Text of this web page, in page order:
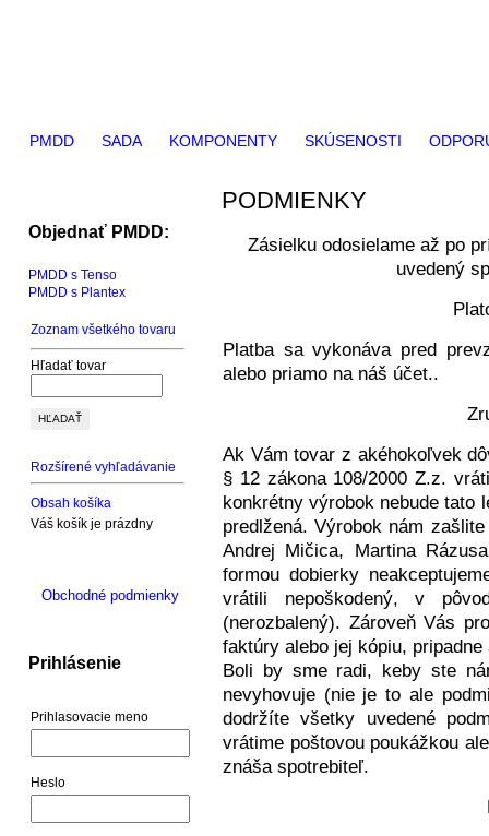
PMDD SADA KOMPONENTY SKÚSENOSTI
Objednať PMDD:
PMDD s Tenso
PMDD s Plantex
Zoznam všetkého tovaru
Hľadať tovar
Rozšírené vyhľadávanie
Obsah košíka
Váš košík je prázdny
Obchodné podmienky
Prihlásenie
Prihlasovacie meno
Heslo
PODMIENKY
Zásielku odosielame až po
uvedený
Platba sa vykonáva pred
alebo priamo na náš účet..
Ak Vám tovar z akéhokoľvek
§ 12 zákona 108/2000 Z.z.
konkrétny výrobok nebude tato
predlžená. Výrobok nám
Andrej Mičica, Martina
formou dobierky
vrátili nepoškodený, v
(nerozbalený). Zároveň Vás
faktúry alebo jej kópiu,
Boli by sme radi, keby ste
nevyhovuje (nie je to ale
dodržíte všetky uvedené
vrátime poštovou poukážkou
znáša spotrebiteľ.